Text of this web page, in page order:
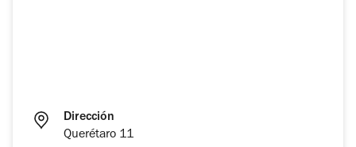
Dirección
Querétaro 11